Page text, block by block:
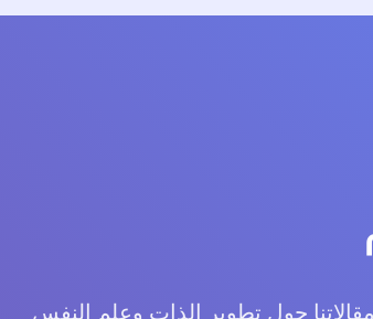
حول تطوير الذات وعلم النفس